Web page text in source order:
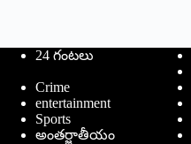
24 గంటలు
Crime
entertainment
Sports
అంతర్జాతీయం